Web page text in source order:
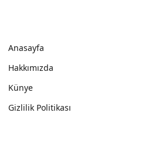
Anasayfa
Hakkımızda
Künye
Gizlilik Politikası